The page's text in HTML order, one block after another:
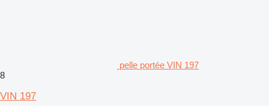
pelle portée VIN 197
8
VIN 197